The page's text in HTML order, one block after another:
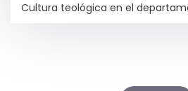
Cultura teológica en el